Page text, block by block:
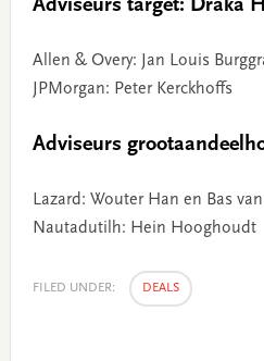
Adviseurs target: Draka
Allen & Overy: Jan Louis
JPMorgan: Peter Kerckhoffs
Adviseurs
Lazard: Wouter Han en Bas
Nautadutilh: Hein Hooghoudt
FILED UNDER: DEALS